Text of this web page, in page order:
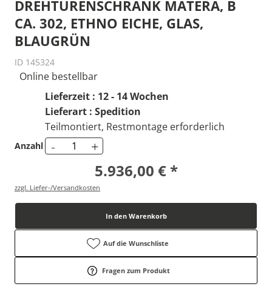
DREHTÜRENSCHRANK MATERA, B
CA. 302, ETHNO EICHE, GLAS,
BLAUGRÜN
ID 145324
Online bestellbar
Lieferzeit : 12 - 14 Wochen
Lieferart : Spedition
Teilmontiert, Restmontage erforderlich
Anzahl - +
5.936,00 € *
zzgl. Liefer-/Versandkosten
In den Warenkorb
Auf die Wunschliste
Fragen zum Produkt